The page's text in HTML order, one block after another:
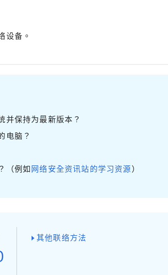
设备。
并保持为最新版本？
电脑？
（例如 网络安全资讯站的学习资源）
其他联络方法